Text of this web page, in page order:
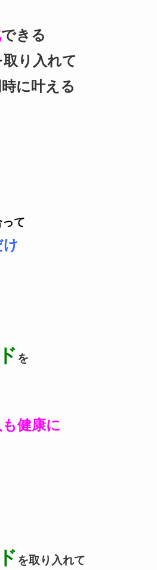
できる
取り入れて
に叶える
て
を
健康に
を取り入れて